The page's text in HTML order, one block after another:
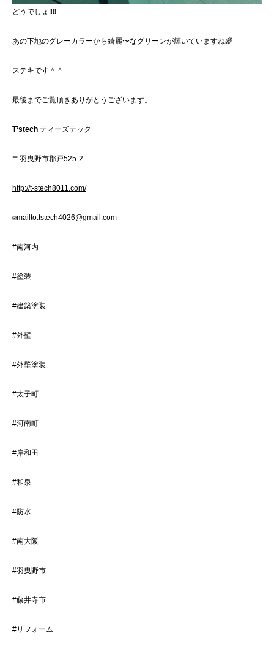
どうでしょ‼️‼️
あの下地のグレーカラーから綺麗〜なグリーンが輝いていますね🌈
ステキです＾＾
最後までご覧頂きありがとうございます。
T’stech ティーズテック
〒羽曳野市郡戸525-2
http://t-stech8011.com/
✉️mailto:tstech4026@gmail.com
#南河内
#塗装
#建築塗装
#外壁
#外壁塗装
#太子町
#河南町
#岸和田
#和泉
#防水
#南大阪
#羽曳野市
#藤井寺市
#リフォーム